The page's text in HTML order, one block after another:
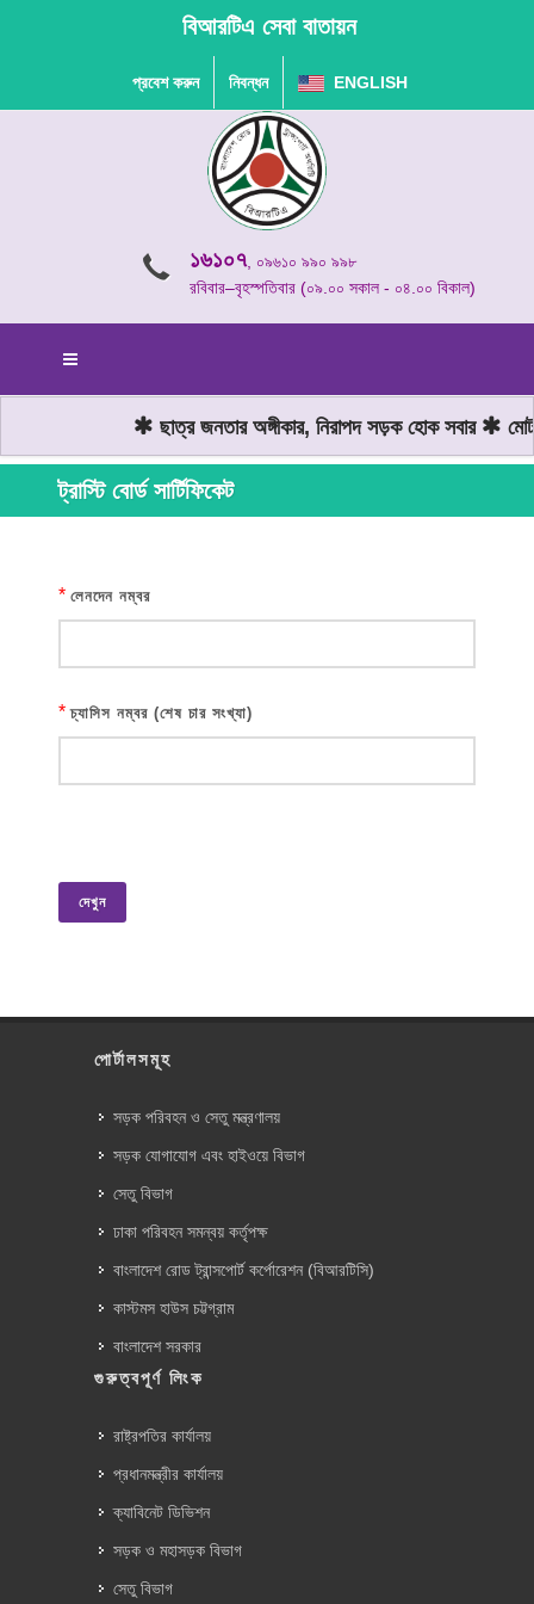
বিআরটিএ সেবা বাতায়ন
প্রবেশ করুন নিবন্ধন ENGLISH
১৬১০৭, ০৯৬১০ ৯৯০ ৯৯৮
রবিবার–বৃহস্পতিবার (০৯.০০ সকাল - ০৪.০০ বিকাল)
ছাত্র জনতার অঙ্গীকার, নিরাপদ সড়ক হোক সবার
ট্রাস্টি বোর্ড সার্টিফিকেট
* লেনদেন নম্বর
* চ্যাসিস নম্বর (শেষ চার সংখ্যা)
দেখুন
পোর্টালসমূহ
সড়ক পরিবহন ও সেতু মন্ত্রণালয়
সড়ক যোগাযোগ এবং হাইওয়ে বিভাগ
সেতু বিভাগ
ঢাকা পরিবহন সমন্বয় কর্তৃপক্ষ
বাংলাদেশ রোড ট্রান্সপোর্ট কর্পোরেশন (বিআরটিসি)
কাস্টমস হাউস চট্টগ্রাম
বাংলাদেশ সরকার
গুরুত্বপূর্ণ লিংক
রাষ্ট্রপতির কার্যালয়
প্রধানমন্ত্রীর কার্যালয়
ক্যাবিনেট ডিভিশন
সড়ক ও মহাসড়ক বিভাগ
সেতু বিভাগ